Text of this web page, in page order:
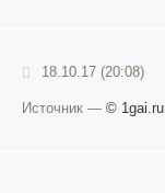
18.10.17 (20:08)
Источник — © 1gai.ru